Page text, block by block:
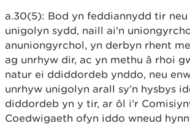
a.30(5): Bod yn feddiannydd tir
unigolyn sydd, naill ai'n
anuniongyrchol, yn derbyn rhent
ag unrhyw dir, ac yn methu â rhoi
natur ei ddiddordeb ynddo, neu
unrhyw unigolyn arall sy’n hysbys
diddordeb yn y tir, ar ôl i'r
Coedwigaeth ofyn iddo wneud